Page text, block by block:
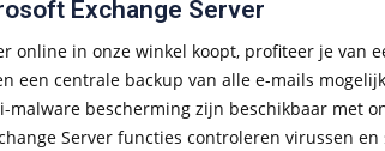
Exchange Server
online in onze winkel koopt, profiteer je van
een centrale backup van alle e-mails
bescherming zijn beschikbaar met
Server functies controleren virussen